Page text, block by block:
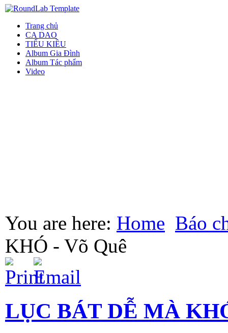
Trang chủ
CA DAO
TIỂU KIỀU
Album Gia Đình
Album Tác phẩm
Video
You are here: Home Báo
KHÓ - Võ Quê
LỤC BÁT DỄ MÀ